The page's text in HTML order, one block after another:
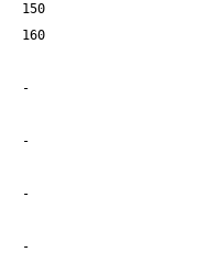
150
160
-
-
-
-